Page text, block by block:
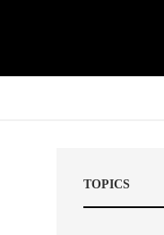
TOPICS